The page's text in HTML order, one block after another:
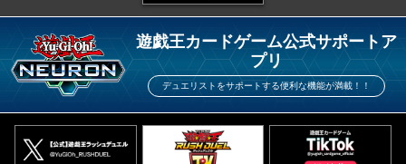
遊戯王カードゲーム公式サポートア
プリ
デュエリストをサポートする便利な機能が満載！！